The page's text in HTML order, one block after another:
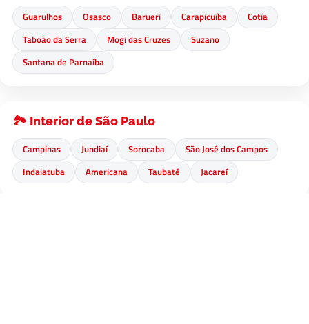
Guarulhos Osasco Barueri Carapicuíba
Cotia
Taboão da Serra
Mogi das Cruzes
Suzano
Santana de Parnaíba
🏞️ Interior de São Paulo
Campinas Jundiaí Sorocaba
São José dos Campos
Indaiatuba
Americana Taubaté Jacareí